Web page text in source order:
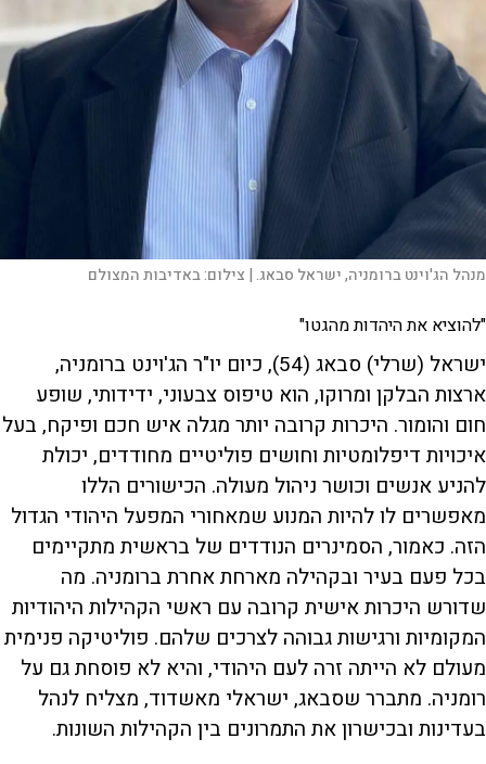
מנהל הג'וינט ברומניה, ישראל סבאג. | צילום:באדיבות המצולם
"להוציא את היהדות מהגטו"
ישראל (שרלי) סבאג (54), כיום יו"ר הג'וינט ברומניה,
ארצות הבלקן ומרוקו, הוא טיפוס צבעוני, ידידותי, שופע
חום והומור. היכרות קרובה יותר מגלה איש חכם ופיקח, בעל
איכויות דיפלומטיות וחושים פוליטיים מחודדים, יכולת
להניע אנשים וכושר ניהול מעולה. הכישורים הללו
מאפשרים לו להיות המנוע שמאחורי המפעל היהודי הגדול
הזה. כאמור, הסמינרים הנודדים של בראשית מתקיימים
בכל פעם בעיר ובקהילה מארחת אחרת ברומניה. מה
שדורש היכרות אישית קרובה עם ראשי הקהילות היהודיות
המקומיות ורגישות גבוהה לצרכים שלהם. פוליטיקה פנימית
מעולם לא הייתה זרה לעם היהודי, והיא לא פוסחת גם על
רומניה. מתברר שסבאג, ישראלי מאשדוד, מצליח לנהל
בעדינות ובכישרון את התמרונים בין הקהילות השונות.